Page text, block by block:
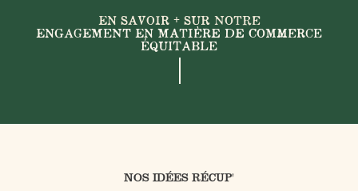
EN SAVOIR + SUR NOTRE
ENGAGEMENT EN MATIÈRE DE COMMERCE
ÉQUITABLE
NOS IDÉES RÉCUP'